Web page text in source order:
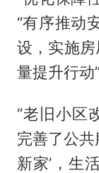
“有序推动
设，实施
量提升行动
“老旧小区
完善了公共
新家’，生